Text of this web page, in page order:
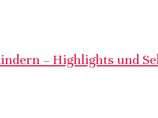
– Highlights und